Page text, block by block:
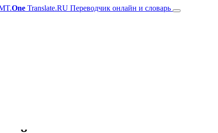
One Translate.RU Переводчик онлайн и словарь